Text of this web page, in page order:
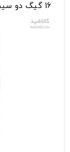
16 گیگ دو سیم